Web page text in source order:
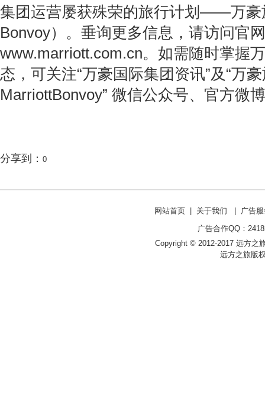
集团运营屡获殊荣的旅行计划——万豪
Bonvoy）。垂询更多信息，请访问官网
www.marriott.com.cn。如需随时掌握
态，可关注“万豪国际集团资讯”及“万
MarriottBonvoy” 微信公众号、官方微
分享到： 0
网站首页 关于我们
广告
广告合作QQ：
Copyright © 2012-2017 远方之
远方之旅版